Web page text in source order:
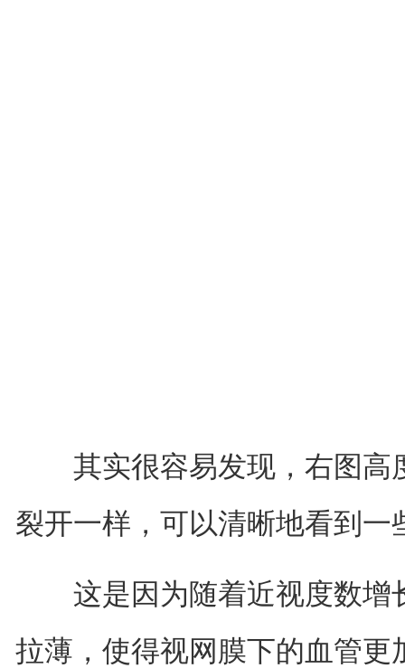
其实很容易发现，右图高
裂开一样，可以清晰地看到一
这是因为随着近视度数增
拉薄，使得视网膜下的血管